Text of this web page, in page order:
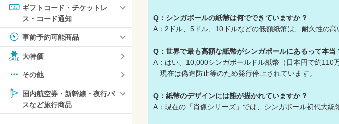
ギフトコード・チケットレ
ス・コード通知
事前予約可能商品
大特価
その他
国内航空券・新幹線・夜行バ
スなど旅行商品
Q：シンガポールの紙幣は何でできていますか？
A：2ドル、5ドル、10ドルなどの低額紙幣は、耐久性の
Q：世界で最も高額な紙幣がシンガポールにあるって本当
A：はい、10,000シンガポールドル紙幣（日本円で約110
現在は偽造防止等のため発行停止されています。
Q：紙幣のデザインには誰が描かれていますか？
A：現在の「肖像シリーズ」では、シンガポール初代大統